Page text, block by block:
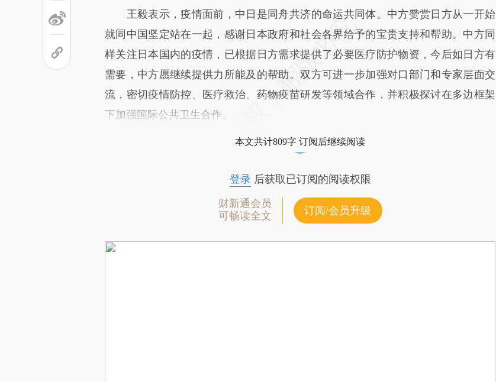
王毅表示，疫情面前，中日是同舟共济的命运共同体。中方赞赏日方从一开始
就同中国坚定站在一起，感谢日本政府和社会各界给予的宝贵支持和帮助。中方同
样关注日本国内的疫情，已根据日方需求提供了必要医疗防护物资，今后如日方有
需要，中方愿继续提供力所能及的帮助。双方可进一步加强对口部门和专家层面交
流，密切疫情防控、医疗救治、药物疫苗研发等领域合作，并积极探讨在多边框架
下加强国际公共卫生合作。
本文共计809字 订阅后继续阅读
登录后获取已订阅的阅读权限
财新通会员
可畅读全文
订阅/会员升级